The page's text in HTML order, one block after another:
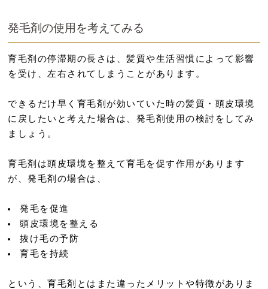
発毛剤の使用を考えてみる
育毛剤の停滞期の長さは、髪質や生活習慣によって影響
を受け、左右されてしまうことがあります。
できるだけ早く育毛剤が効いていた時の髪質・頭皮環境
に戻したいと考えた場合は、発毛剤使用の検討をしてみ
ましょう。
育毛剤は頭皮環境を整えて育毛を促す作用があります
が、発毛剤の場合は、
発毛を促進
頭皮環境を整える
抜け毛の予防
育毛を持続
という、育毛剤とはまた違ったメリットや特徴がありま